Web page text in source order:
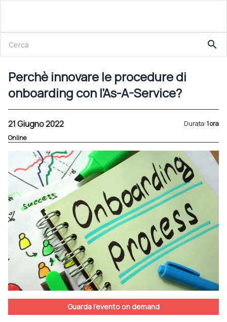
Perchè innovare le procedure di onboarding con l’As-A-Service?
search
Perchè innovare le procedure di
onboarding con l’As-A-Service?
21 Giugno 2022 Durata:1 ora
Online
Guarda l'evento on demand